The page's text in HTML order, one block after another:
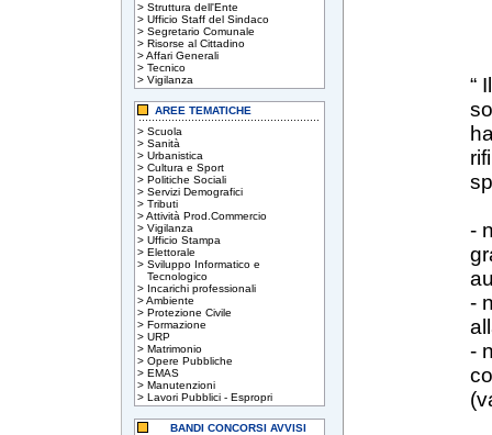
> Struttura dell'Ente
> Ufficio Staff del Sindaco
> Segretario Comunale
> Risorse al Cittadino
>Affari Generali
> Tecnico
> Vigilanza
AREE TEMATICHE
> Scuola
> Sanità
> Urbanistica
> Cultura e Sport
> Politiche Sociali
> Servizi Demografici
> Tributi
>Attività Prod.Commercio
> Vigilanza
> Ufficio Stampa
> Elettorale
> Sviluppo Informatico e
Tecnologico
> Incarichi professionali
>Ambiente
> Protezione Civile
> Formazione
> URP
> Matrimonio
> Opere Pubbliche
> EMAS
> Manutenzioni
> Lavori Pubblici - Espropri
BANDI CONCORSI AVVISI
“
-
-
-